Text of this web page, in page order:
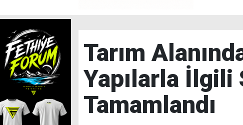
Tarım
Yapılarla İlgili
Tamamlandı